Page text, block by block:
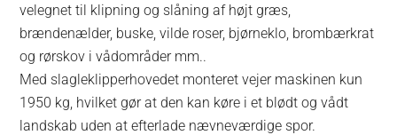
velegnet til klipning og slåning af højt græs,
brændenælder, buske, vilde roser, bjørneklo, brombærkrat
og rørskov i vådområder mm..
Med slagleklipperhovedet monteret vejer maskinen kun
1950 kg, hvilket gør at den kan køre i et blødt og vådt
landskab uden at efterlade nævneværdige spor.